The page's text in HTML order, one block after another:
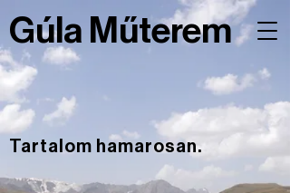
Gúla Műterem
Tartalom hamarosan.